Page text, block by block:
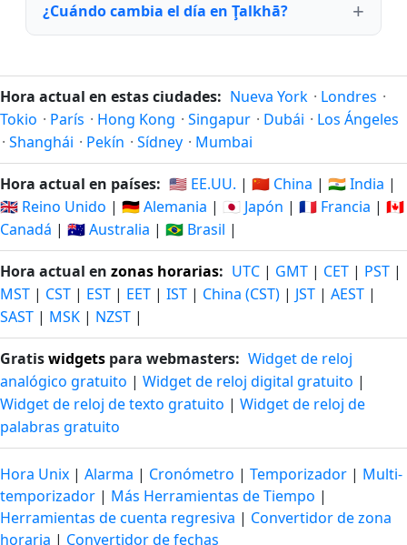
¿Cuándo cambia el día en Ţalkhā?
Hora actual en estas ciudades: Nueva York · Londres ·
Tokio · París · Hong Kong · Singapur · Dubái · Los Ángeles
· Shanghái · Pekín · Sídney · Mumbai
Hora actual en países: 🇺🇸 EE.UU. | 🇨🇳 China | 🇮🇳 India |
🇬🇧 Reino Unido | 🇩🇪 Alemania | 🇯🇵 Japón | 🇫🇷 Francia | 🇨🇦
Canadá | 🇦🇺 Australia | 🇧🇷 Brasil |
Hora actual en zonas horarias: UTC | GMT | CET | PST |
MST | CST | EST | EET | IST | China (CST) | JST | AEST |
SAST | MSK | NZST |
Gratiswidgets para webmasters: Widget de reloj
analógico gratuito | Widget de reloj digital gratuito |
Widget de reloj de texto gratuito | Widget de reloj de
palabras gratuito
Hora Unix | Alarma | Cronómetro | Temporizador | Multi-
temporizador | Más Herramientas de Tiempo |
Herramientas de cuenta regresiva | Convertidor de zona
horaria | Convertidor de fechas